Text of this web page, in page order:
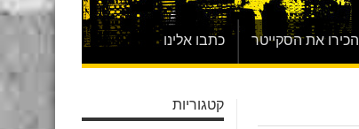
הכירו את הסקייטר כתבו אלינו
קטגוריות